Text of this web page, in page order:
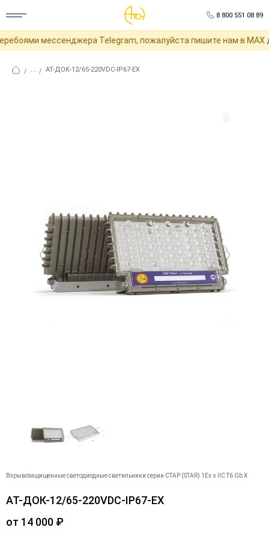
8 800 551 08 89
мессенджера Telegram, пожалуйста пишите нам в MAX
/ ... / АТ-ДОК-12/65-220VDC-IP67-EX
Взрывозащищенные светодиодные светильники серии СТАР (STAR) 1Ex s IIC T6 Gb X
АТ-ДОК-12/65-220VDC-IP67-EX
от 14 000 ₽